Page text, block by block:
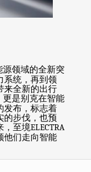
源领域的全新突
系统，再到领
来全新的出行
更是别克在智能
发布，标志着
的步伐，也预
，至境ELECTRA
他们走向智能